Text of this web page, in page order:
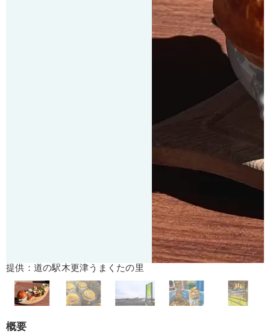
提供：道の駅木更津うまくたの里
概要